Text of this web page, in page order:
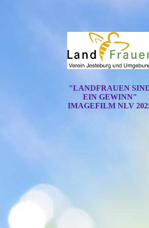
"LANDFRAUEN
EIN GEWINN"
IMAGEFILM NLV